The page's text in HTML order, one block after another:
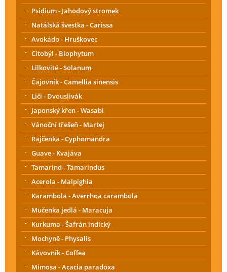
Psidium - Jahodový stromek
Natálská švestka - Carissa
Avokádo - Hruškovec
Citobýl - Biophytum
Lilkovité - Solanum
Čajovník - Camellia sinensis
Liči - Dvouslivák
Japonský křen - Wasabi
Vánoční třešeň - Martej
Rajčenka - Cyphomandra
Guave - Kvajáva
Tamarind - Tamarindus
Acerola - Malpighia
Karambola - Averrhoa carambola
Mučenka jedlá - Maracuja
Kurkuma - Šafrán indický
Mochyně - Physalis
Kávovník - Coffea
Mimosa - Acacia paradoxa